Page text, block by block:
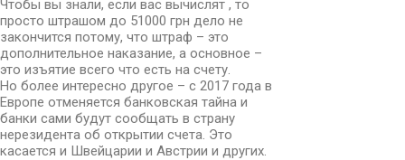
Чтобы вы знали, если вас вычислят , то
просто штрашом до 51000 грн дело не
закончится потому, что штраф – это
дополнительное наказание, а основное –
это изъятие всего что есть на счету.
Но более интересно другое – с 2017 года в
Европе отменяется банковская тайна и
банки сами будут сообщать в страну
нерезидента об открытии счета. Это
касается и Швейцарии и Австрии и других.